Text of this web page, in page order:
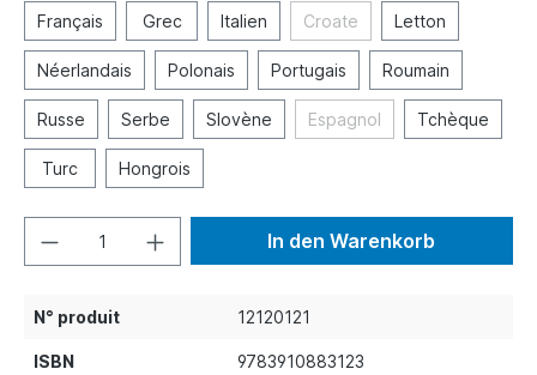
Français Grec Italien Croate Letton
Néerlandais Polonais Portugais Roumain
Russe Serbe Slovène Espagnol Tchèque
Turc Hongrois
In den Warenkorb
N° produit 12120121
ISBN 9783910883123